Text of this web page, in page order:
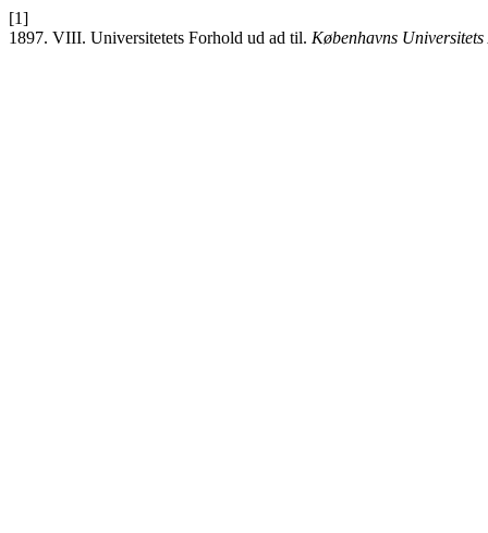
[1]
1897. VIII. Universitetets Forhold ud ad til. Københavns